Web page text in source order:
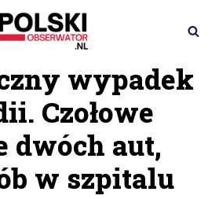
wypadek
Czołowe
dwóch aut,
w szpitalu